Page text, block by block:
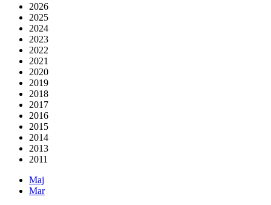
2026
2025
2024
2023
2022
2021
2020
2019
2018
2017
2016
2015
2014
2013
2011
Maj
Mar